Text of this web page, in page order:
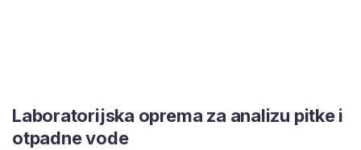
Laboratorijska oprema za analizu pitke i
otpadne vode